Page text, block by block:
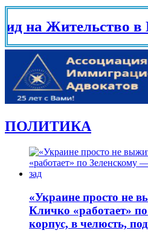
Жительство в
ПОЛИТИКА
«Украине просто не
Кличко «работает»
корпус, в челюсть,